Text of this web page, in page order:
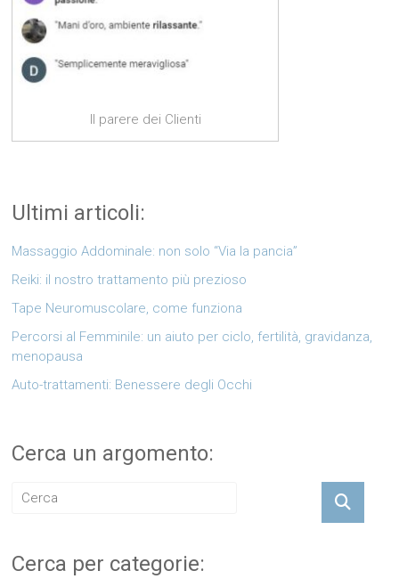
Il parere dei Clienti
Ultimi articoli:
Massaggio Addominale: non solo “Via la pancia”
Reiki: il nostro trattamento più prezioso
Tape Neuromuscolare, come funziona
Percorsi al Femminile: un aiuto per ciclo, fertilità, gravidanza,
menopausa
Auto-trattamenti: Benessere degli Occhi
Cerca un argomento:
Cerca per categorie: